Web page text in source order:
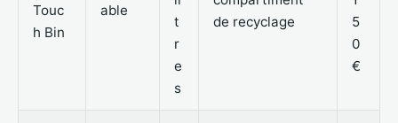
Touc
h Bin
able
t
r
e
s
de recyclage
5
0
€